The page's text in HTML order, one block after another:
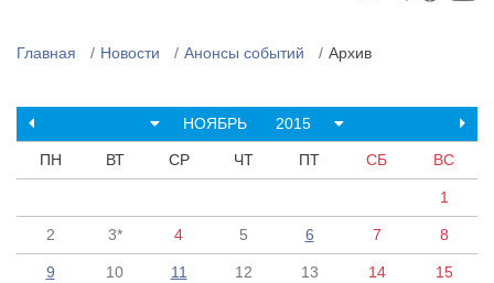
Главная Новости Анонсы событий Архив
НОЯБРЬ 2015
ПН ВТ СР ЧТ ПТ СБ ВС
1
2 3* 4 5 6 7 8
9 10 11 12 13 14 15